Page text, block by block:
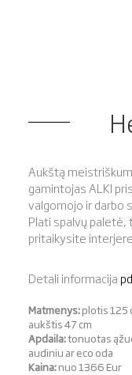
Aukštą
gamintojas ALKI
valgomojo ir darbo
Plati spalvų paletė,
pritaikysite
Detali informacija
Matmenys:plotis 125
aukštis 47 cm
Apdaila:tonuotas
audiniu ar eco oda
Kaina:nuo 1366 Eur